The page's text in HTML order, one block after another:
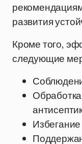
развития
Кроме того,
следующие